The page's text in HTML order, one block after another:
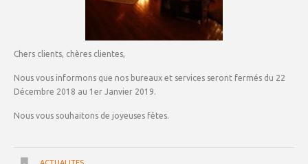
Chers clients, chères clientes,
Nous vous informons que nos bureaux et services seront fermés du 22
Décembre 2018 au 1er Janvier 2019.
Nous vous souhaitons de joyeuses fêtes.
ACTUALITES